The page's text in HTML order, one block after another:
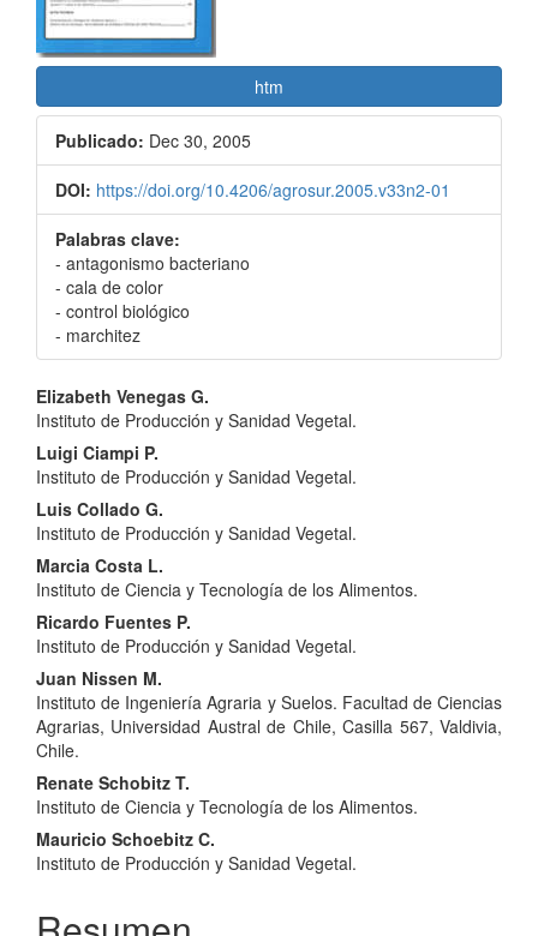
htm
Publicado: Dec 30, 2005
DOI: https://doi.org/10.4206/agrosur.2005.v33n2-01
Palabras clave:
- antagonismo bacteriano
- cala de color
- control biológico
- marchitez
Contenido
principal
del
artículo
Elizabeth Venegas G.
Instituto de Producción y Sanidad Vegetal.
Luigi Ciampi P.
Instituto de Producción y Sanidad Vegetal.
Luis Collado G.
Instituto de Producción y Sanidad Vegetal.
Marcia Costa L.
Instituto de Ciencia y Tecnología de los Alimentos.
Ricardo Fuentes P.
Instituto de Producción y Sanidad Vegetal.
Juan Nissen M.
Instituto de Ingeniería Agraria y Suelos. Facultad de Ciencias
Agrarias, Universidad Austral de Chile, Casilla 567, Valdivia,
Chile.
Renate Schobitz T.
Instituto de Ciencia y Tecnología de los Alimentos.
Mauricio Schoebitz C.
Instituto de Producción y Sanidad Vegetal.